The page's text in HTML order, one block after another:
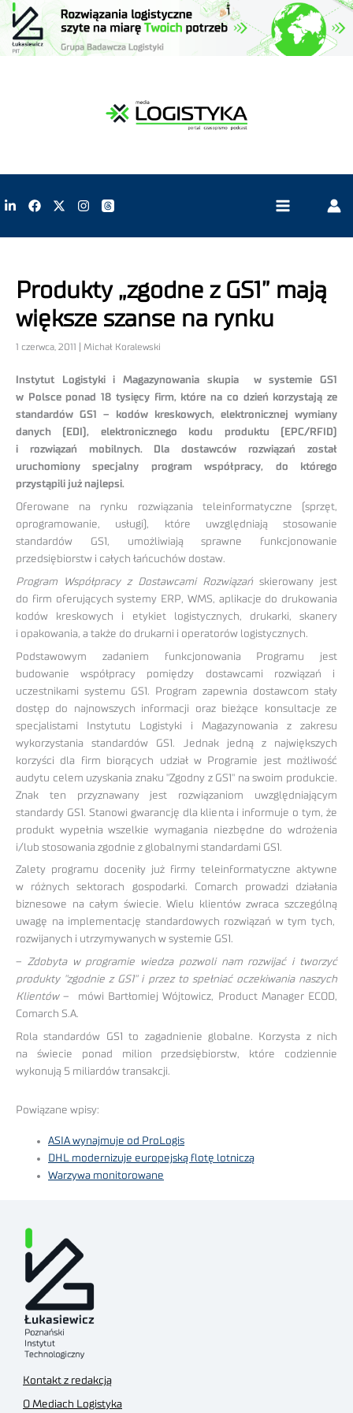
Produkty „zgodne z GS1” mają
większe szanse na rynku
1 czerwca, 2011 | Michał Koralewski
Instytut Logistyki i Magazynowania skupia w systemie GS1
w Polsce ponad 18 tysięcy firm, które na co dzień korzystają ze
standardów GS1 – kodów kreskowych, elektronicznej wymiany
danych (EDI), elektronicznego kodu produktu (EPC/RFID)
i rozwiązań mobilnych. Dla dostawców rozwiązań został
uruchomiony specjalny program współpracy, do którego
przystąpili już najlepsi.
Oferowane na rynku rozwiązania teleinformatyczne (sprzęt,
oprogramowanie, usługi), które uwzględniają stosowanie
standardów GS1, umożliwiają sprawne funkcjonowanie
przedsiębiorstw i całych łańcuchów dostaw.
Program Współpracy z Dostawcami Rozwiązańskierowany jest
do firm oferujących systemy ERP, WMS, aplikacje do drukowania
kodów kreskowych i etykiet logistycznych, drukarki, skanery
i opakowania, a także do drukarni i operatorów logistycznych.
Podstawowym zadaniem funkcjonowania Programu jest
budowanie współpracy pomiędzy dostawcami rozwiązań i
uczestnikami systemu GS1. Program zapewnia dostawcom stały
dostęp do najnowszych informacji oraz bieżące konsultacje ze
specjalistami Instytutu Logistyki i Magazynowania z zakresu
wykorzystania standardów GS1. Jednak jedną z największych
korzyści dla firm biorących udział w Programie jest możliwość
audytu celem uzyskania znaku "Zgodny z GS1" na swoim produkcie.
Znak ten przyznawany jest rozwiązaniom uwzględniającym
standardy GS1. Stanowi gwarancję dla klienta i informuje o tym, że
produkt wypełnia wszelkie wymagania niezbędne do wdrożenia
i/lub stosowania zgodnie z globalnymi standardami GS1.
Zalety programu doceniły już firmy teleinformatyczne aktywne
w różnych sektorach gospodarki. Comarch prowadzi działania
biznesowe na całym świecie. Wielu klientów zwraca szczególną
uwagę na implementację standardowych rozwiązań w tym tych,
rozwijanych i utrzymywanych w systemie GS1.
– Zdobyta w programie wiedza pozwoli nam rozwijać i tworzyć
produkty "zgodnie z GS1" i przez to spełniać oczekiwania naszych
Klientów– mówi Bartłomiej Wójtowicz, Product Manager ECOD,
Comarch S.A.
Rola standardów GS1 to zagadnienie globalne. Korzysta z nich
na świecie ponad milion przedsiębiorstw, które codziennie
wykonują 5 miliardów transakcji.
Powiązane wpisy:
ASIA wynajmuje od ProLogis
DHL modernizuje europejską flotę lotniczą
Warzywa monitorowane
Kontakt z redakcją
O Mediach Logistyka